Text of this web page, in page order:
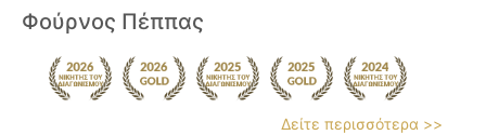
Φούρνος Πέππας
Δείτε περισσότερα >>